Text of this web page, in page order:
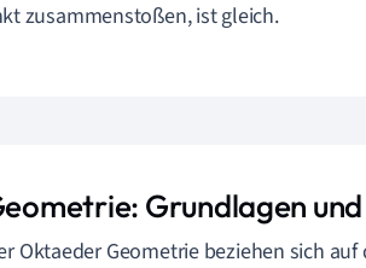
zusammenstoßen, ist gleich.
Grundlagen
Oktaeder Geometrie beziehen sich